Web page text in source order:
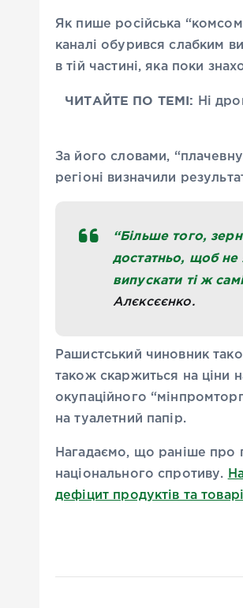
Як пише російська
каналі обурився слабким
в тій частині, яка поки
ЧИТАЙТЕ ПО ТЕМІ:
Ні
За його словами,
регіоні визначили
“Більше того,
достатньо, щоб не
випускати ті ж
Алєксєєнко.
Рашистський чиновник
також скаржиться на ціни
окупаційного
на туалетний папір.
Нагадаємо, що раніше про
національного спротиву.
дефіцит продуктів та